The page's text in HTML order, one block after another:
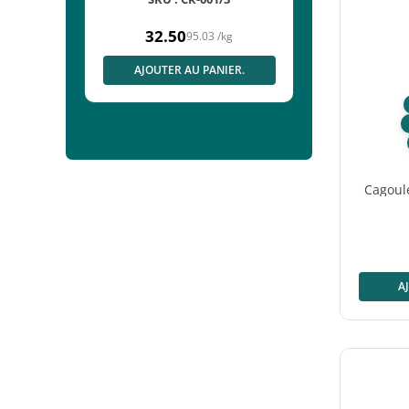
114 g
Prix
normal
32.5095.03 /kg
AJOUTER AU PANIER.